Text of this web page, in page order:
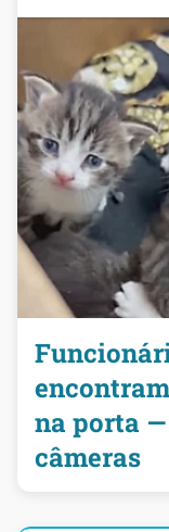
na porta
câmeras